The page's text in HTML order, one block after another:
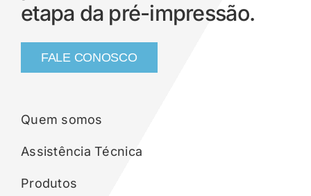
etapa da pré-impressão.
FALE CONOSCO
Quem somos
Assistência Técnica
Produtos